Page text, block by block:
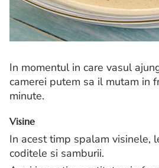
In momentul in care vasul
camerei putem sa il mutam in
minute.
Visine
In acest timp spalam visinele,
coditele si samburii.